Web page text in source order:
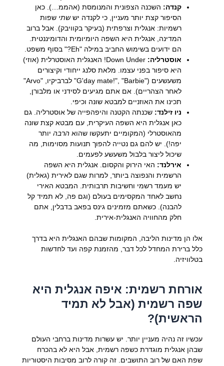
קנדה: השכנה הצפונית והמנומסת (אהממ…). כאן
הסיפור קצת יותר מעניין, כי לקנדה יששתי שפות
רשמיות: אנגלית וצרפתית (בעיקר בקוויבק). אבל ברוב
המדינה, אנגלית היא השפה היומיומית והדומיננטית.
הם ידועים בשימוש החביב במילה "Eh?" בסוף משפט.
אוסטרליה:
Down Under! האנגלית האוסטרלית (אוזי)
היא סיפור בפני עצמו. מלאת סלנג ייחודי וקיצורים
משעשעים ("G'day mate!", "Barbie" לברביקיו, "Arvo"
לאחר הצהריים). אם אתם מגיעים לסידני או מלבורן,
תכינו את האוזניים למבטא שונה וכיפי.
ניו זילנד: שכנתה הקטנה והיפהפייה של אוסטרליה. גם
כאן אנגלית היא השפה העיקרית, עם מבטא קצת שונה
מהאוסטרלי (המקומיים יתעקשו שהוא הרבהיותר
יפה!). יש להם גם נטייה להפוך תנועות מסוימות, מה
שיכול ליצור בלבול משעשע לפעמים.
אירלנד: האי הירוק והקסום. אנגלית היא השפה
הרשמית והנפוצה ביותר, למרות שגם לאירית (גאלית)
יש מעמד רשמי וחשיבות תרבותית. המבטא האירי
נחשב לאחד המקסימים בעולם (וגם פה, לא תמיד קל
להבנה). כשאתם מזמינים גינס בפאב בדבלין, אתם
חלק מהחוויה האנגלית-אירית.
אלו הן מדינות הליבה, המקומות שבהם האנגלית היא בדרך
כלל ברירת המחדל לכל דבר, מהזמנת קפה ועד לחדשות
בטלוויזיה.
אורחת רשמית: איפה אנגלית היא
שפה רשמית (אבל לא תמיד
הראשית)?
עכשיו זה נהיה מעניין יותר. יש עשרות מדינות ברחבי העולם
שבהן אנגלית מוגדרת כשפה רשמית, אבל היא לא בהכרח
שפת האם של רוב התושבים. זה קורה לרוב מסיבות היסטוריות